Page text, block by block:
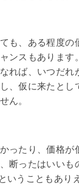
も、ある程度の
ンスもあります
れば、いつだれ
、仮に来たとし
ん。
ったり、価格
断ったはいいも
いうこともあり